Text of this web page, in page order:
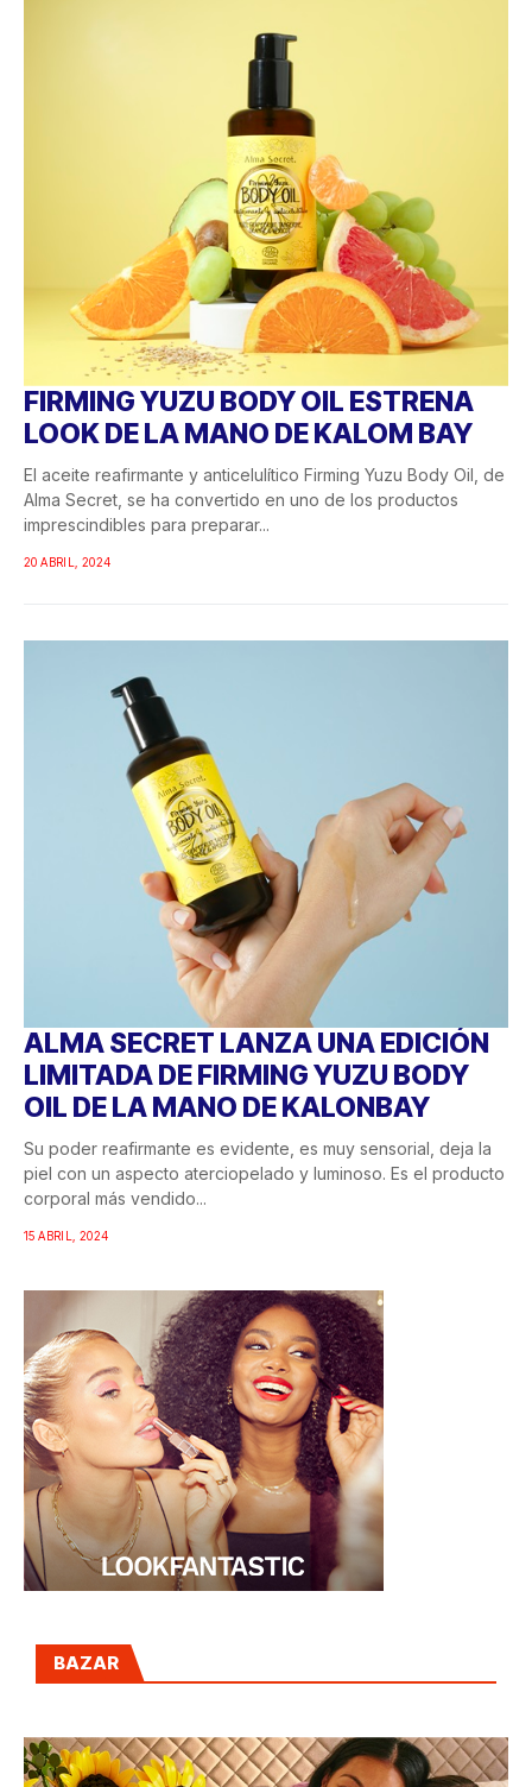
FIRMING YUZU BODY OIL ESTRENA
LOOK DE LA MANO DE KALOM BAY
El aceite reafirmante y anticelulítico Firming Yuzu Body Oil, de
Alma Secret, se ha convertido en uno de los productos
imprescindibles para preparar...
20 ABRIL, 2024
ALMA SECRET LANZA UNA EDICIÓN
LIMITADA DE FIRMING YUZU BODY
OIL DE LA MANO DE KALONBAY
Su poder reafirmante es evidente, es muy sensorial, deja la
piel con un aspecto aterciopelado y luminoso. Es el producto
corporal más vendido...
15 ABRIL, 2024
BAZAR